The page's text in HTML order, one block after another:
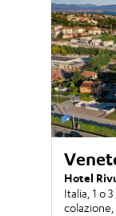
Hotel
Italia, 1 o
colazione,